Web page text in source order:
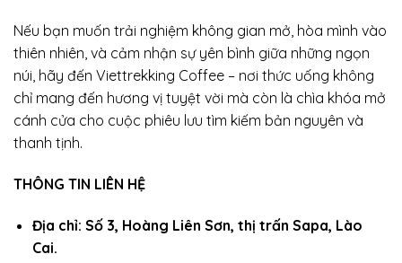
Nếu bạn muốn trải nghiệm không gian mở, hòa mình vào
thiên nhiên, và cảm nhận sự yên bình giữa những ngọn
núi, hãy đến Viettrekking Coffee – nơi thức uống không
chỉ mang đến hương vị tuyệt vời mà còn là chìa khóa mở
cánh cửa cho cuộc phiêu lưu tìm kiếm bản nguyên và
thanh tịnh.
THÔNG TIN LIÊN HỆ
Địa chỉ: Số 3, Hoàng Liên Sơn, thị trấn Sapa, Lào
Cai.